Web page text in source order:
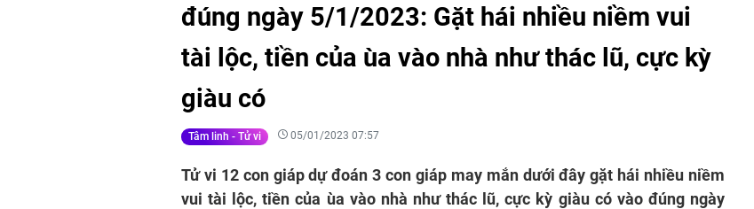
đúng ngày 5/1/2023: Gặt hái nhiều niềm vui
tài lộc, tiền của ùa vào nhà như thác lũ, cực kỳ
giàu có
Tâm linh - Tử vi 05/01/2023 07:57
Tử vi 12 con giáp dự đoán 3 con giáp may mắn dưới đây gặt hái nhiều niềm
vui tài lộc, tiền của ùa vào nhà như thác lũ, cực kỳ giàu có vào đúng ngày